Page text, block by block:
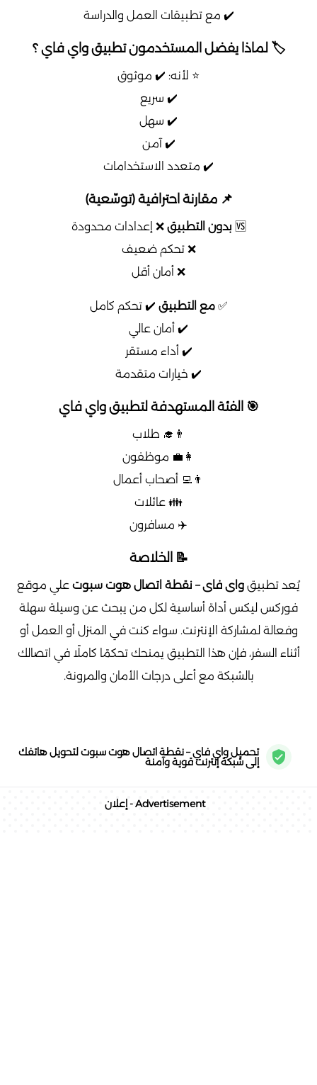
✔️ مع تطبيقات العمل والدراسة
🏷️ لماذا يفضل المستخدمون تطبيق واي فاي ؟
⭐ لأنه: ✔️ موثوق
✔️ سريع
✔️ سهل
✔️ آمن
✔️ متعدد الاستخدامات
📌 مقارنة احترافية (توسّعية)
🆚 بدون التطبيق ❌ إعدادات محدودة
❌ تحكم ضعيف
❌ أمان أقل
✅مع التطبيق ✔️ تحكم كامل
✔️ أمان عالي
✔️ أداء مستقر
✔️ خيارات متقدمة
🎯 الفئة المستهدفة لتطبيق واي فاي
👨‍🎓 طلاب
👩‍💼 موظفون
👨‍💻 أصحاب أعمال
👪 عائلات
✈️ مسافرون
📝 الخلاصة
يُعد تطبيق واى فاى – نقطة اتصال هوت سبوت علي موقع
فوركس ليكس أداة أساسية لكل من يبحث عن وسيلة سهلة
وفعالة لمشاركة الإنترنت. سواء كنت في المنزل أو العمل أو
أثناء السفر، فإن هذا التطبيق يمنحك تحكمًا كاملًا في اتصالك
بالشبكة مع أعلى درجات الأمان والمرونة.
تحميل واي فاي – نقطة اتصال هوت سبوت لتحويل هاتفك
إلى شبكة إنترنت قوية وآمنة
Advertisement - إعلان